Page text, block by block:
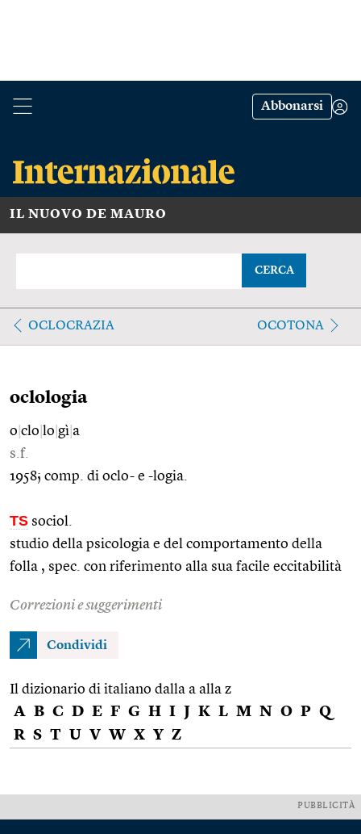
Abbonarsi
IL NUOVO DE MAURO
CERCA
OCLOCRAZIA OCOTONA
oclologia
o clo lo gì a
s.f.
1958; comp. di oclo- e -logia.
TS sociol.
studio della psicologia e del comportamento della
folla , spec. con riferimento alla sua facile eccitabilità
Correzioni e suggerimenti
Condividi
Il dizionario di italiano dalla a alla z
A B C D E F G H I J K L M N O P Q
R S T U V W X Y Z
PUBBLICITÀ